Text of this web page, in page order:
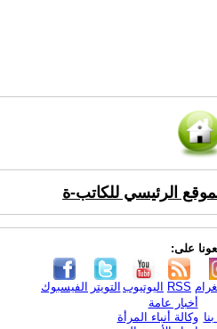
الرئيسي للكاتب-ة
على:
الفيسبوك التويتر اليوتيوب RSS
أخبار عامة
وكالة أنباء المرأة